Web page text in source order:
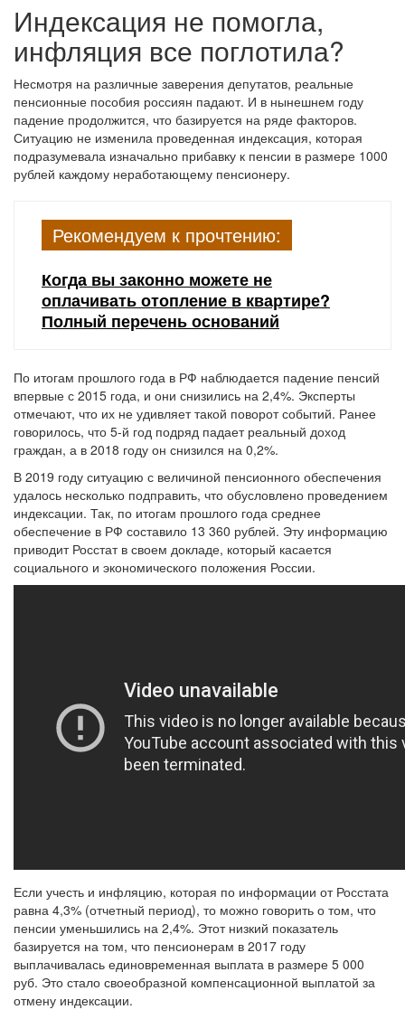
Индексация не помогла,
инфляция все поглотила?
Несмотря на различные заверения депутатов, реальные
пенсионные пособия россиян падают. И в нынешнем году
падение продолжится, что базируется на ряде факторов.
Ситуацию не изменила проведенная индексация, которая
подразумевала изначально прибавку к пенсии в размере 1000
рублей каждому неработающему пенсионеру.
Рекомендуем к прочтению:
Когда вы законно можете не
оплачивать отопление в квартире?
Полный перечень оснований
По итогам прошлого года в РФ наблюдается падение пенсий
впервые с 2015 года, и они снизились на 2,4%. Эксперты
отмечают, что их не удивляет такой поворот событий. Ранее
говорилось, что 5-й год подряд падает реальный доход
граждан, а в 2018 году он снизился на 0,2%.
В 2019 году ситуацию с величиной пенсионного обеспечения
удалось несколько подправить, что обусловлено проведением
индексации. Так, по итогам прошлого года среднее
обеспечение в РФ составило 13 360 рублей. Эту информацию
приводит Росстат в своем докладе, который касается
социального и экономического положения России.
Если учесть и инфляцию, которая по информации от Росстата
равна 4,3% (отчетный период), то можно говорить о том, что
пенсии уменьшились на 2,4%. Этот низкий показатель
базируется на том, что пенсионерам в 2017 году
выплачивалась единовременная выплата в размере 5 000
руб. Это стало своеобразной компенсационной выплатой за
отмену индексации.